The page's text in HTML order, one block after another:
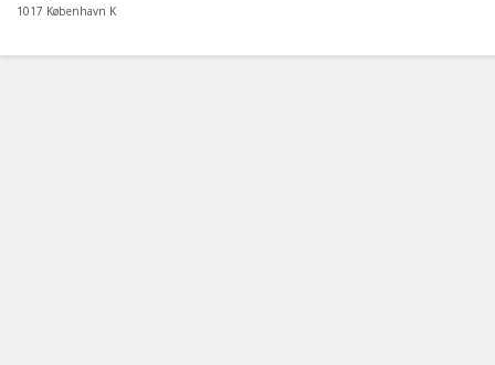
1017 København K